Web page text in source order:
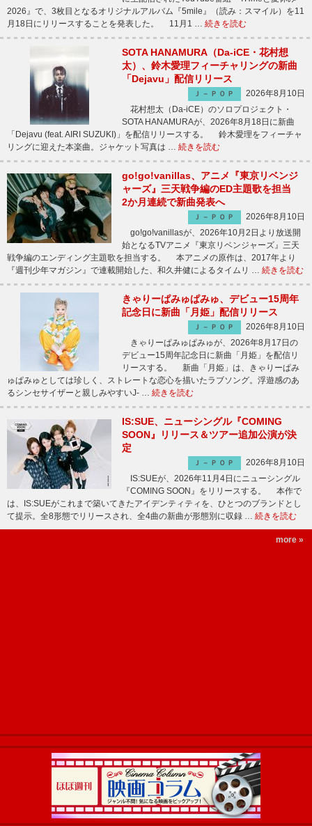
2026』で、3枚目となるオリジナルアルバム『5mile』（読み：スマイル）を11
月18日にリリースすることを発表した。 11月1 … 続きを読む
SOTA HANAMURA（Da-iCE・花村想
太）、鈴木愛理フィーチャリングの新曲
「Dejavu」配信リリース
Ｊ－ＰＯＰ
2026年8月10日
花村想太（Da-iCE）のソロプロジェクト・
SOTA HANAMURAが、2026年8月18日に新曲
「Dejavu (feat. AIRI SUZUKI)」を配信リリースする。 鈴木愛理をフィーチャ
リングに迎えた本楽曲。ジャケット写真は … 続きを読む
go!go!vanillas、アニメ『東京リベンジ
ャーズ』三天戦争編のED主題歌を担当
2か月連続で新曲発表へ
Ｊ－ＰＯＰ
2026年8月10日
go!go!vanillasが、2026年10月2日より放送開
始となるTVアニメ『東京リベンジャーズ』三天
戦争編のエンディング主題歌を担当する。 本アニメの原作は、2017年より
『週刊少年マガジン』で連載開始した、和久井健によるタイムリ … 続きを読む
きゃりーぱみゅぱみゅ、デビュー15周年
記念日に新曲「月姫」配信リリース
Ｊ－ＰＯＰ
2026年8月10日
きゃりーぱみゅぱみゅが、2026年8月17日の
デビュー15周年記念日に新曲「月姫」を配信リ
リースする。 新曲「月姫」は、きゃりーぱみ
ゅぱみゅとしては珍しく、ストレートな恋心を描いたラブソング。浮遊感のあ
るシンセサイザーと親しみやすいJ- … 続きを読む
IS:SUE、ニューシングル『COMING
SOON』リリース＆ツアー追加公演が決
定
Ｊ－ＰＯＰ
2026年8月10日
IS:SUEが、2026年11月4日にニューシングル
『COMING SOON』をリリースする。 本作で
は、IS:SUEがこれまで築いてきたアイデンティティを、ひとつのブランドとし
て提示。全8形態でリリースされ、全4曲の新曲が形態別に収録 … 続きを読む
more »